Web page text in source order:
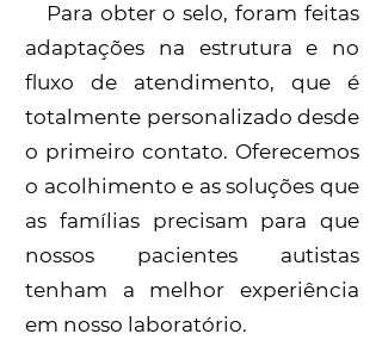
Para obter o selo, foram feitas
adaptações na estrutura e no
fluxo de atendimento, que é
totalmente personalizado desde
o primeiro contato. Oferecemos
o acolhimento e as soluções que
as famílias precisam para que
nossos pacientes autistas
tenham a melhor experiência
em nosso laboratório.